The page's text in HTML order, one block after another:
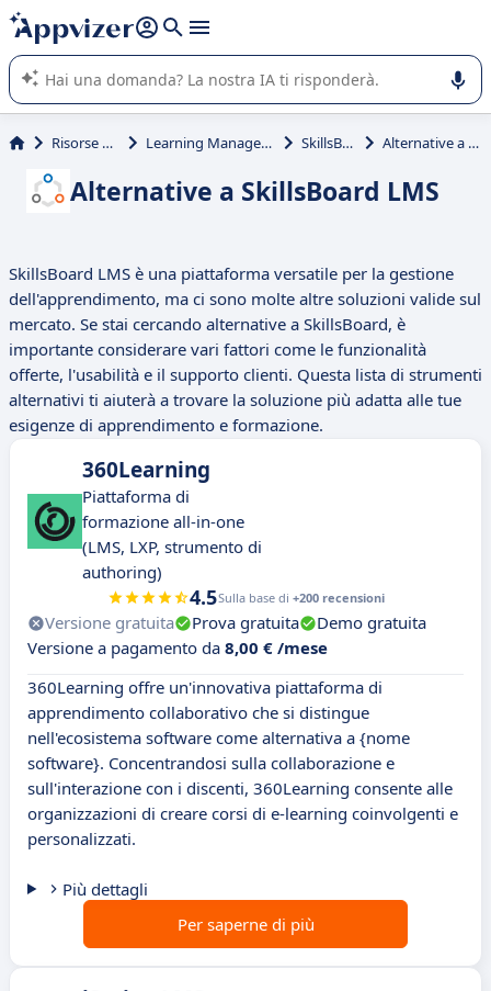
righe con
shift + enter
L'IA di Appvizer vi guida nell'utilizzo o nella scelta di un
software SaaS per la vostra azienda.
Risorse umane (HR) Learning Management System (LMS) SkillsBoard LMS Alternative a SkillsBoard LMS
Alternative a SkillsBoard LMS
SkillsBoard LMS è una piattaforma versatile per la gestione
dell'apprendimento, ma ci sono molte altre soluzioni valide sul
mercato. Se stai cercando alternative a SkillsBoard, è
importante considerare vari fattori come le funzionalità
offerte, l'usabilità e il supporto clienti. Questa lista di strumenti
alternativi ti aiuterà a trovare la soluzione più adatta alle tue
esigenze di apprendimento e formazione.
360Learning
Piattaforma di
formazione all-in-one
(LMS, LXP, strumento di
authoring)
4.5Sulla base di +200 recensioni
Versione gratuita Prova gratuita
Demo gratuita
Versione a pagamento da 8,00 € /mese
360Learning offre un'innovativa piattaforma di
apprendimento collaborativo che si distingue
nell'ecosistema software come alternativa a {nome
software}. Concentrandosi sulla collaborazione e
sull'interazione con i discenti, 360Learning consente alle
organizzazioni di creare corsi di e-learning coinvolgenti e
personalizzati.
Più dettagli
Per saperne di più